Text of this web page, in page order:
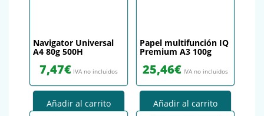
Navigator Universal
A4 80g 500H
7,47€ IVA no incluidos
Añadir al carrito
Papel multifunción IQ
Premium A3 100g
25,46€ IVA no incluidos
Añadir al carrito